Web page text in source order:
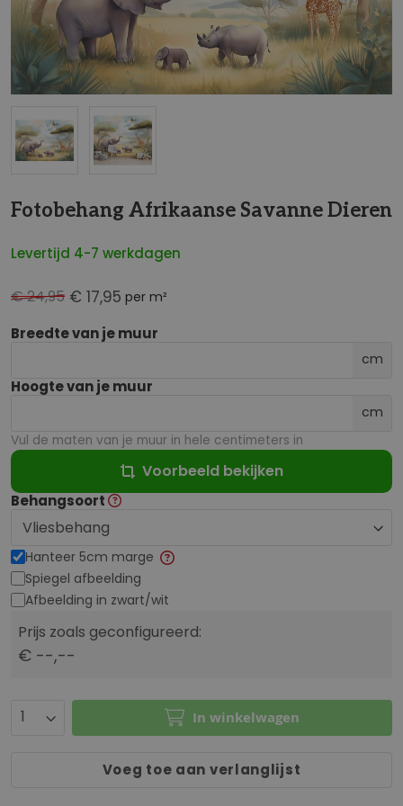
Fotobehang Afrikaanse Savanne Dieren
Levertijd 4-7 werkdagen
€ 17,95 per m²
€ 24,95
Breedte van je muur
cm
Hoogte van je muur
cm
Vul de maten van je muur in hele centimeters in
Voorbeeld bekijken
Behangsoort
Hanteer 5cm marge
Spiegel afbeelding
Afbeelding in zwart/wit
Prijs zoals geconfigureerd:
€ --,--
In winkelwagen
Voeg toe aan verlanglijst